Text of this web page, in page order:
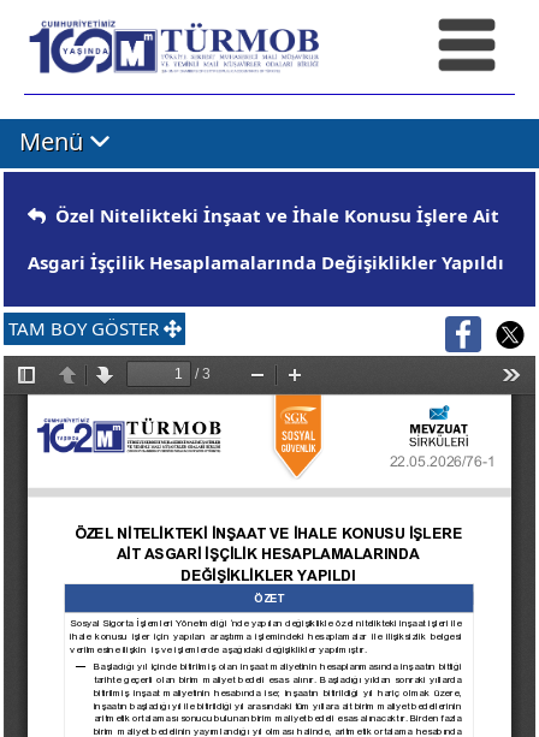
Menü
Özel Nitelikteki İnşaat ve İhale Konusu İşlere Ait
Asgari İşçilik Hesaplamalarında Değişiklikler Yapıldı
TAM BOY GÖSTER